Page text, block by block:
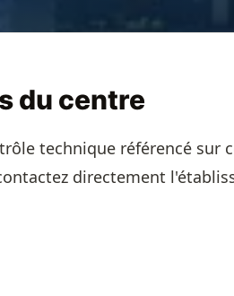
du centre
technique référencé sur
directement